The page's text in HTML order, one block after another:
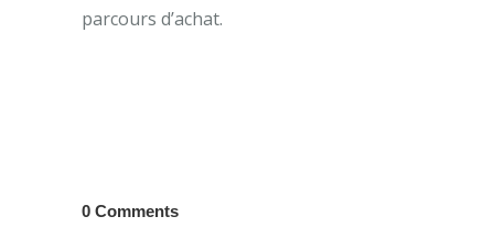
parcours d’achat.
0 Comments